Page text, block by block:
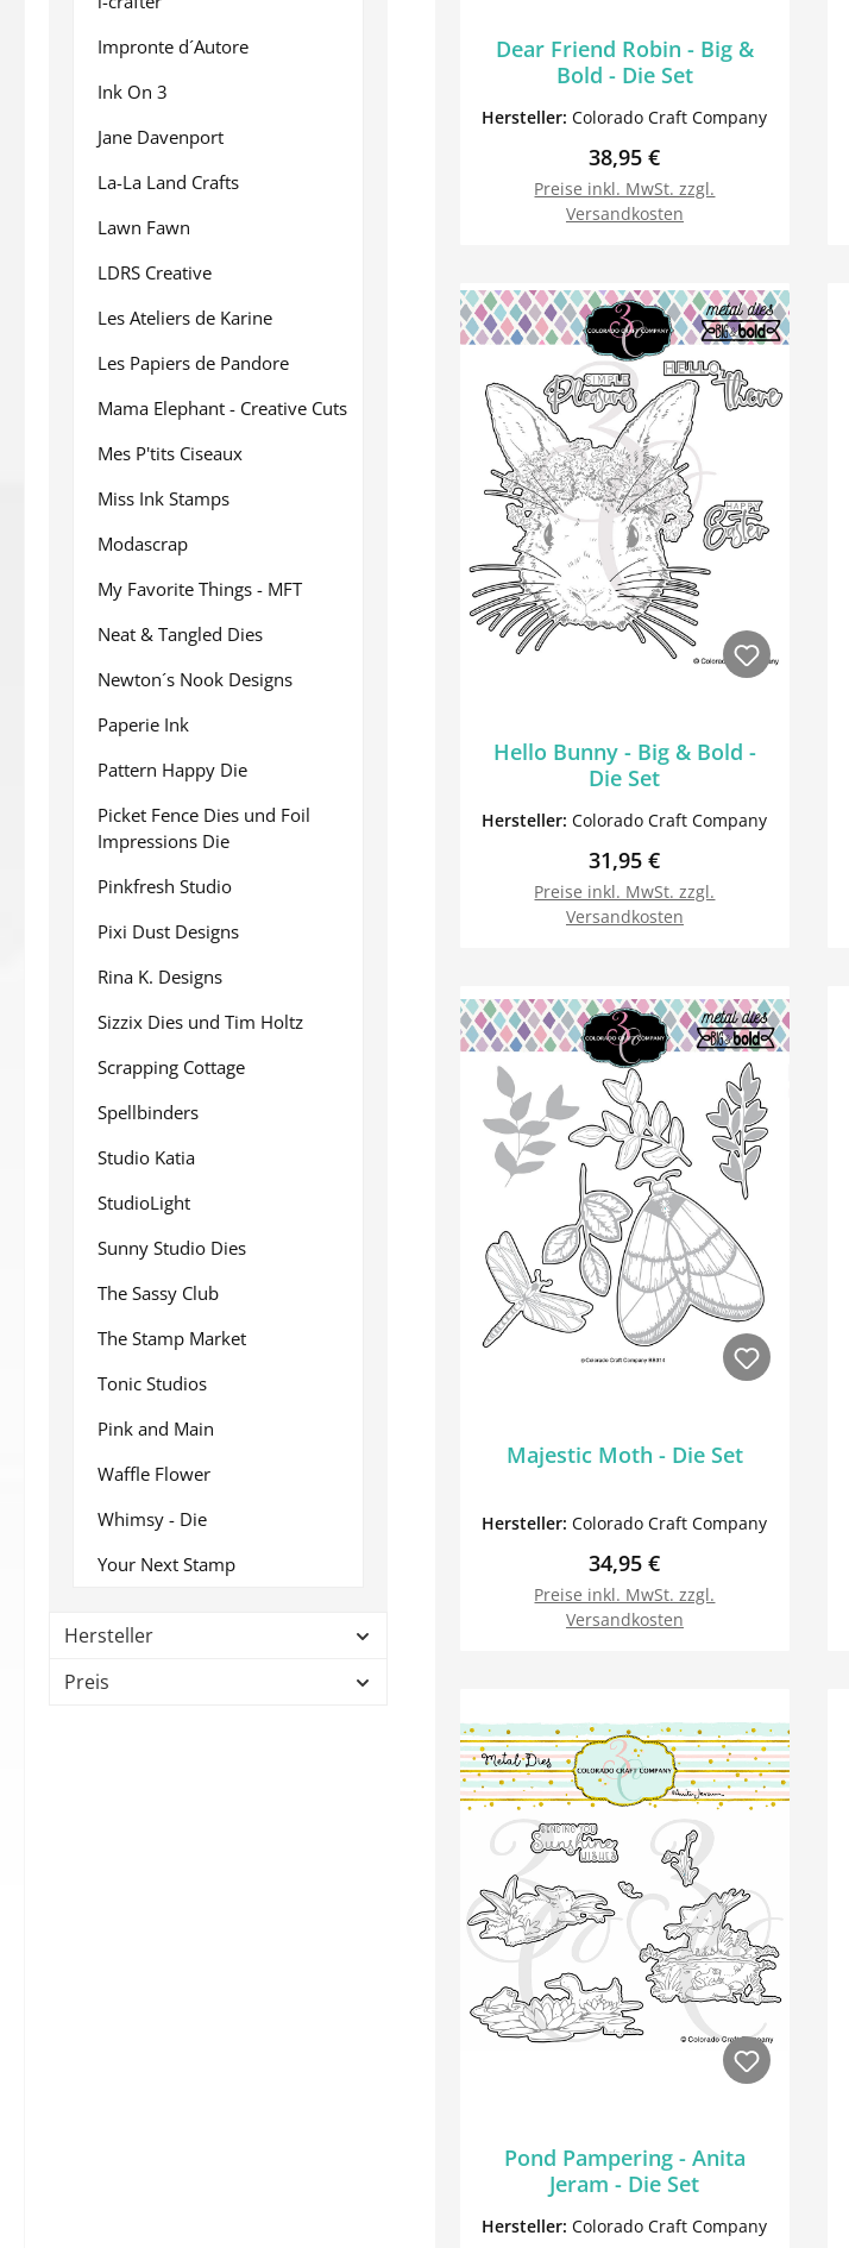
Impronte d´Autore
Ink On 3
Jane Davenport
La-La Land Crafts
Lawn Fawn
LDRS Creative
Les Ateliers de Karine
Les Papiers de Pandore
Mama Elephant - Creative Cuts
Mes P'tits Ciseaux
Miss Ink Stamps
Modascrap
My Favorite Things - MFT
Neat & Tangled Dies
Newton´s Nook Designs
Paperie Ink
Pattern Happy Die
Picket Fence Dies und Foil
Impressions Die
Pinkfresh Studio
Pixi Dust Designs
Rina K. Designs
Sizzix Dies und Tim Holtz
Scrapping Cottage
Spellbinders
Studio Katia
StudioLight
Sunny Studio Dies
The Sassy Club
The Stamp Market
Tonic Studios
Pink and Main
Waffle Flower
Whimsy - Die
Your Next Stamp
Hersteller
Preis
Dear Friend Robin - Big &
Bold - Die Set
Hersteller:Colorado Craft Company
Regulärer Preis:
38,95 €
Preise inkl. MwSt. zzgl.
Versandkosten
Hello Bunny - Big & Bold -
Die Set
Hersteller:Colorado Craft Company
Regulärer Preis:
31,95 €
Preise inkl. MwSt. zzgl.
Versandkosten
Majestic Moth - Die Set
Hersteller:Colorado Craft Company
Regulärer Preis:
34,95 €
Preise inkl. MwSt. zzgl.
Versandkosten
Pond Pampering - Anita
Jeram - Die Set
Hersteller:Colorado Craft Company